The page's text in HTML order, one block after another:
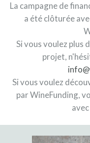
La campagne de
a été clôturée
Si vous voulez plus
projet,
Si vous voulez
par WineFunding,